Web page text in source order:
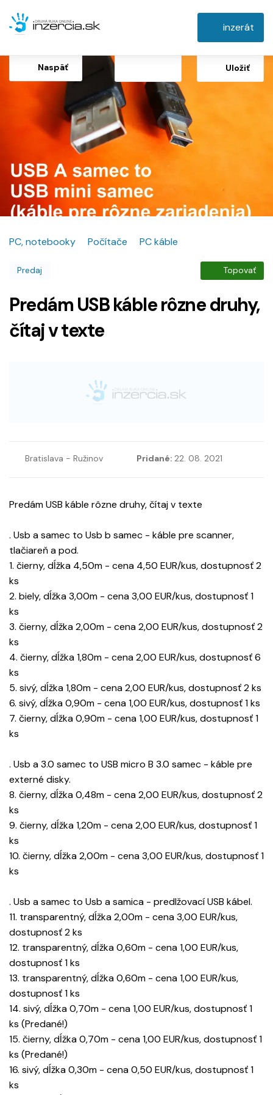
inzerát
Naspäť Uložiť
PC, notebooky Počítače PC káble
Predaj Topovať
Predám USB káble rôzne druhy,
čítaj v texte
Bratislava - Ružinov Pridané: 22. 08. 2021
Predám USB káble rôzne druhy, čítaj v texte
. Usb a samec to Usb b samec - káble pre scanner,
tlačiareň a pod.
1. čierny, dĺžka 4,50m - cena 4,50 EUR/kus, dostupnosť 2
ks
2. biely, dĺžka 3,00m - cena 3,00 EUR/kus, dostupnosť 1
ks
3. čierny, dĺžka 2,00m - cena 2,00 EUR/kus, dostupnosť 2
ks
4. čierny, dĺžka 1,80m - cena 2,00 EUR/kus, dostupnosť 6
ks
5. sivý, dĺžka 1,80m - cena 2,00 EUR/kus, dostupnosť 2 ks
6. sivý, dĺžka 0,90m - cena 1,00 EUR/kus, dostupnosť 1 ks
7. čierny, dĺžka 0,90m - cena 1,00 EUR/kus, dostupnosť 1
ks
. Usb a 3.0 samec to USB micro B 3.0 samec - káble pre
externé disky.
8. čierny, dĺžka 0,48m - cena 2,00 EUR/kus, dostupnosť 2
ks
9. čierny, dĺžka 1,20m - cena 2,00 EUR/kus, dostupnosť 1
ks
10. čierny, dĺžka 2,00m - cena 3,00 EUR/kus, dostupnosť 1
ks
. Usb a samec to Usb a samica - predlžovací USB kábel.
11. transparentný, dĺžka 2,00m - cena 3,00 EUR/kus,
dostupnosť 2 ks
12. transparentný, dĺžka 0,60m - cena 1,00 EUR/kus,
dostupnosť 1 ks
13. transparentný, dĺžka 0,60m - cena 1,00 EUR/kus,
dostupnosť 1 ks
14. sivý, dĺžka 0,70m - cena 1,00 EUR/kus, dostupnosť 1
ks (Predané!)
15. čierny, dĺžka 0,70m - cena 1,00 EUR/kus, dostupnosť 1
ks (Predané!)
16. sivý, dĺžka 0,30m - cena 0,50 EUR/kus, dostupnosť 1
ks